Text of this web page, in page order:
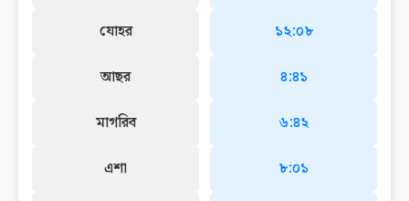
যোহর
আছর
মাগরিব
এশা
১২:০৮
৪:৪১
৬:৪২
৮:০১